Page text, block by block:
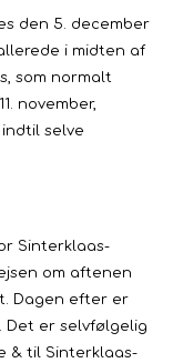
den 5. december
i midten af
som normalt
november,
selve
Sinterklaas-
om aftenen
Dagen efter er
Det er selvfølgelig
& til Sinterklaas-